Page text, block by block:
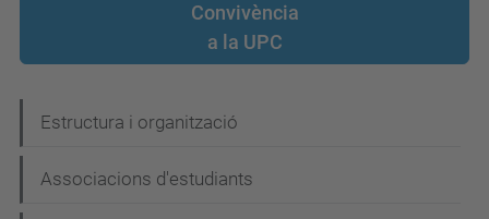
Convivència
a la UPC
a
v
Estructura i organització
Associacions d'estudiants